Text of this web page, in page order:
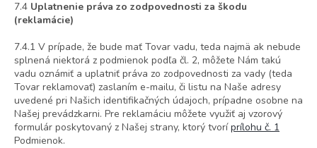
7.4 Uplatnenie práva zo zodpovednosti za škodu
(reklamácie)
7.4.1 V prípade, že bude mať Tovar vadu, teda najmä ak nebude
splnená niektorá z podmienok podľa čl. 2, môžete Nám takú
vadu oznámiť a uplatniť práva zo zodpovednosti za vady (teda
Tovar reklamovať) zaslaním e-mailu, či listu na Naše adresy
uvedené pri Našich identifikačných údajoch, prípadne osobne na
Našej prevádzkarni. Pre reklamáciu môžete využiť aj vzorový
formulár poskytovaný z Našej strany, ktorý tvoríprílohu č. 1
Podmienok.